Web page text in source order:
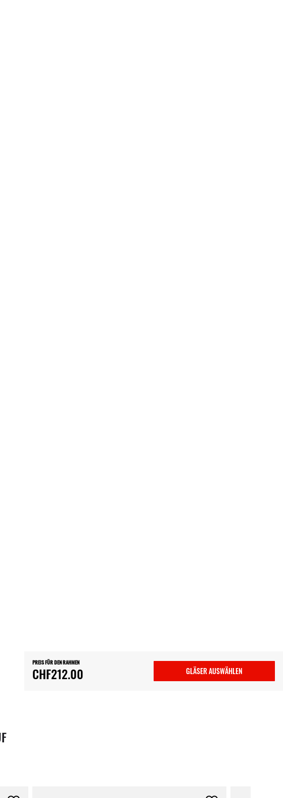
PREIS FÜR DEN RAHMEN
CHF212.00 GLÄSER AUSWÄHLEN